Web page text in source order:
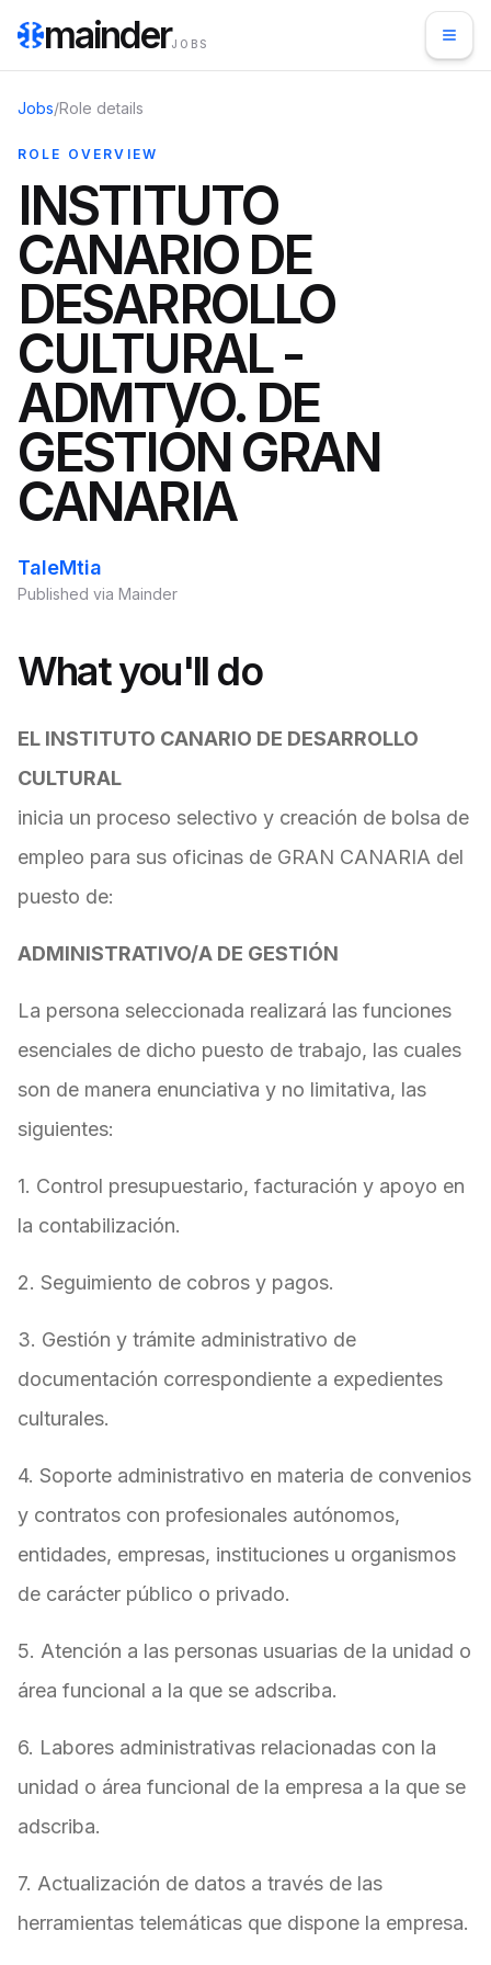
mainderJOBS
Jobs/Role details
ROLE OVERVIEW
INSTITUTO
CANARIO DE
DESARROLLO
CULTURAL -
ADMTVO. DE
GESTIÓN GRAN
CANARIA
TaleMtia
Published via Mainder
What you'll do
EL INSTITUTO CANARIO DE DESARROLLO
CULTURAL
inicia un proceso selectivo y creación de bolsa de
empleo para sus oficinas de GRAN CANARIA del
puesto de:
ADMINISTRATIVO/A DE GESTIÓN
La persona seleccionada realizará las funciones
esenciales de dicho puesto de trabajo, las cuales
son de manera enunciativa y no limitativa, las
siguientes:
1. Control presupuestario, facturación y apoyo en
la contabilización.
2. Seguimiento de cobros y pagos.
3. Gestión y trámite administrativo de
documentación correspondiente a expedientes
culturales.
4. Soporte administrativo en materia de convenios
y contratos con profesionales autónomos,
entidades, empresas, instituciones u organismos
de carácter público o privado.
5. Atención a las personas usuarias de la unidad o
área funcional a la que se adscriba.
6. Labores administrativas relacionadas con la
unidad o área funcional de la empresa a la que se
adscriba.
7. Actualización de datos a través de las
herramientas telemáticas que dispone la empresa.